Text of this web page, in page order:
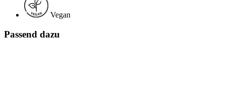
Vegan
Passend dazu